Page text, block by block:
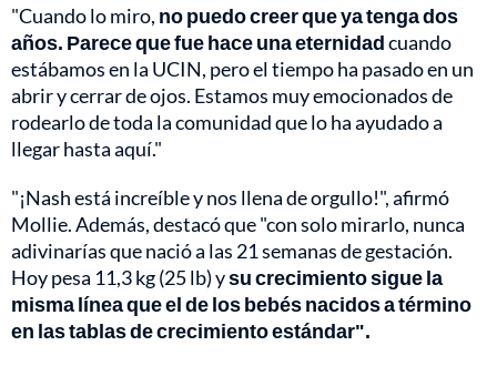
"Cuando lo miro, no puedo creer que ya tenga dos
años. Parece que fue hace una eternidadcuando
estábamos en la UCIN, pero el tiempo ha pasado en un
abrir y cerrar de ojos. Estamos muy emocionados de
rodearlo de toda la comunidad que lo ha ayudado a
llegar hasta aquí."
"¡Nash está increíble y nos llena de orgullo!", afirmó
Mollie. Además, destacó que "con solo mirarlo, nunca
adivinarías que nació a las 21 semanas de gestación.
Hoy pesa 11,3 kg (25 lb) ysu crecimiento sigue la
misma línea que el de los bebés nacidos a término
en las tablas de crecimiento estándar".